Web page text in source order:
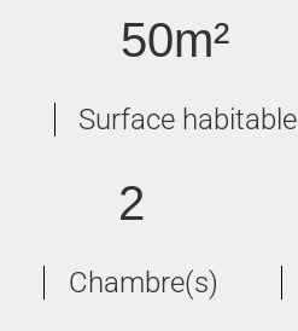
50m²
Surface habitable
2
Chambre(s)